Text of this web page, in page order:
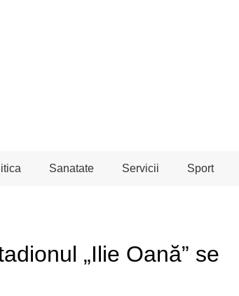
Sanatate Servicii Sport
„Ilie Oană” se